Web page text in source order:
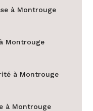
à Montrouge
Montrouge
à Montrouge
à Montrouge